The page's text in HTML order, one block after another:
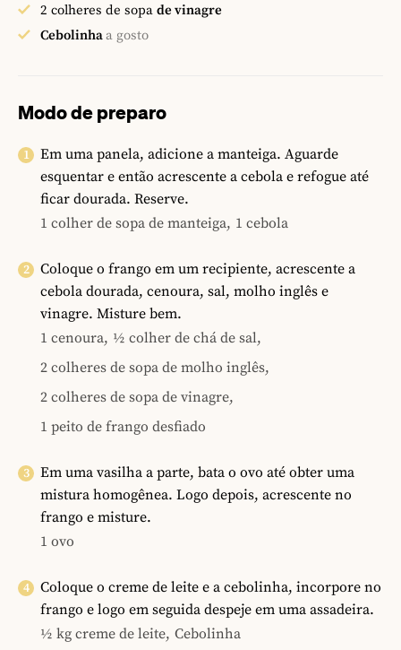
2 colheres de sopa de vinagre
Cebolinhaa gosto
Modo de preparo
Em uma panela, adicione a manteiga. Aguarde
esquentar e então acrescente a cebola e refogue até
ficar dourada. Reserve.
1 colher de sopa de manteiga, 1 cebola
Coloque o frango em um recipiente, acrescente a
cebola dourada, cenoura, sal, molho inglês e
vinagre. Misture bem.
1 cenoura, ½ colher de chá de sal,
2 colheres de sopa de molho inglês,
2 colheres de sopa de vinagre,
1 peito de frango desfiado
Em uma vasilha a parte, bata o ovo até obter uma
mistura homogênea. Logo depois, acrescente no
frango e misture.
1 ovo
Coloque o creme de leite e a cebolinha, incorpore no
frango e logo em seguida despeje em uma assadeira.
½ kg creme de leite, Cebolinha